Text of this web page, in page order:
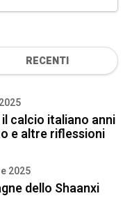
RECENTI
calcio italiano anni
e altre riflessioni
2025
dello Shaanxi